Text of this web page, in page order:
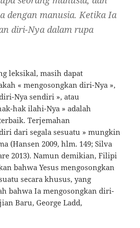
dengan manusia. Ketika Ia
diri-Nya dalam rupa
leksikal, masih dapat
« mengosongkan diri-Nya »,
Nya sendiri », atau
hak ilahi-Nya » adalah
Terjemahan
dari segala sesuatu » mungkin
(Hansen 2009, hlm. 149; Silva
2013). Namun demikian, Filipi
bahwa Yesus mengosongkan
secara khusus, yang
bahwa Ia mengosongkan diri-
Baru, George Ladd,